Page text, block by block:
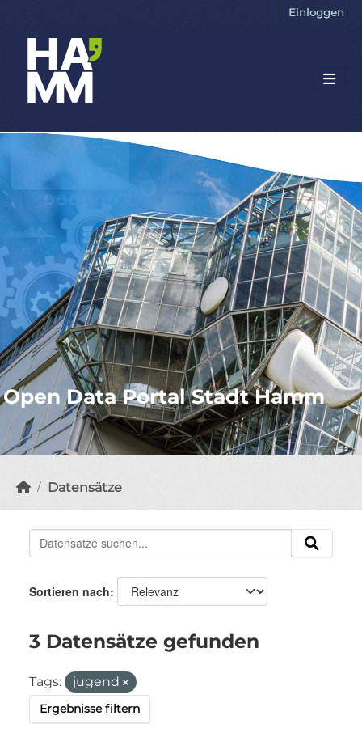
Einloggen
Open Data Portal Stadt Hamm
Datensätze
Sortieren nach
3 Datensätze gefunden
Tags: jugend
Ergebnisse filtern